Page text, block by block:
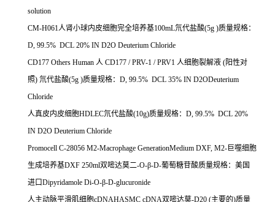
solution
CM-H061 人肾小球内皮细胞完全培养基100mL氘代盐酸(5g )质量规格：
D, 99.5% DCL 20% IN D2O Deuterium Chloride
CD177 Others Human 人 CD177 / PRV-1 / PRV1 人细胞裂解液 (阳性对
照) 氘代盐酸(5g )质量规格： D, 99.5% DCL 35% IN D2ODeuterium
Chloride
人真皮内皮细胞HDLEC氘代盐酸(10g)质量规格： D, 99.5% DCL 20%
IN D2O Deuterium Chloride
Promocell C-28056 M2-Macrophage GenerationMedium DXF, M2- 巨噬细胞
生成培养基DXF 250ml双嘧达莫二-O-β-D-葡萄糖苷酸质量规格：美国
进口Dipyridamole Di-O-β-D-glucuronide
人主动脉平滑肌细胞cDNAHASMC cDNA双嘧达莫-D20 (主要的)质量